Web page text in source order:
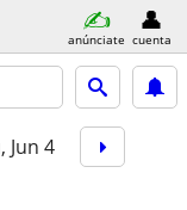
anúnciate cuenta
Jun 4